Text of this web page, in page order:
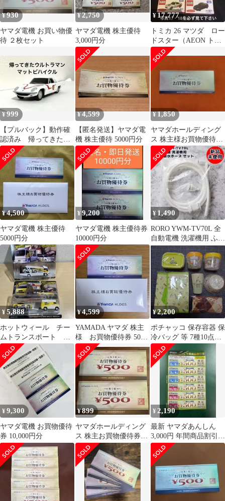
¥930
ヤマダ電機 お買い物優
待 ２枚セット
¥2,750
ヤマダ電機 株主優待
3,000円分
¥17,777
トミカ 26 マツダ ロー
ドスター（AEON トイ
ザらス トミカ ショッ
プ）
¥999
【プルバック】動作確
認済み 帰ってきたウ
ルトラマン マットビ
ハイクル
¥4,599
【匿名発送】ヤマダ電
機 株主優待 5000円分
¥1,850
ヤマダホールディング
ス 株主様お買物優待券
500円券 4枚
¥4,500
ヤマダ電機 株主優待
5000円分
¥9,200
ヤマダ電機 株主優待券
10000円分
¥1,490
RORO YWM-TV70L 全
自動電機 洗濯機用 ふろ
水吸水ホース セット
¥5,888
ホットウィール チー
ムトランスポート シ
ビック ヤマダ レジ
ェンドツアー BMW
¥4,599
YAMADA ヤマダ 株主
様 お買物優待券 500
円券10枚
¥2,200
ポチャッコ 保存容器 保
冷バッグ 等 7種10点セ
ット【未使用品】
¥9,300
ヤマダ電機 お買物優待
券 10,000円分
¥899
ヤマダホールディング
ス 株主お買物優待券
500円券 2枚 1000円 株
主優待
¥2,190
最新 ヤマダあんしん
3,000円 年間商品割引券
ヤマダ電機 YAMADA